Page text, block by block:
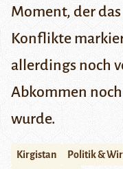
Moment, der
Konflikte
allerdings noch
Abkommen
wurde.
Kirgistan
Politik &